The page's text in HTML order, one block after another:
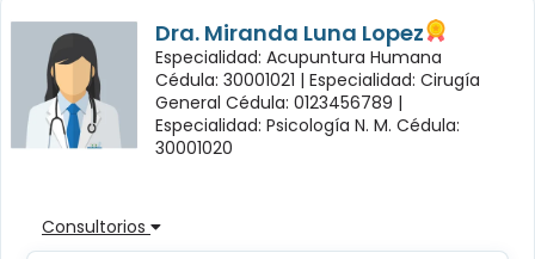
Dra. Miranda Luna Lopez
Especialidad: Acupuntura Humana
Cédula: 30001021 | Especialidad: Cirugía
General Cédula: 0123456789 |
Especialidad: Psicología N. M. Cédula:
30001020
Consultorios